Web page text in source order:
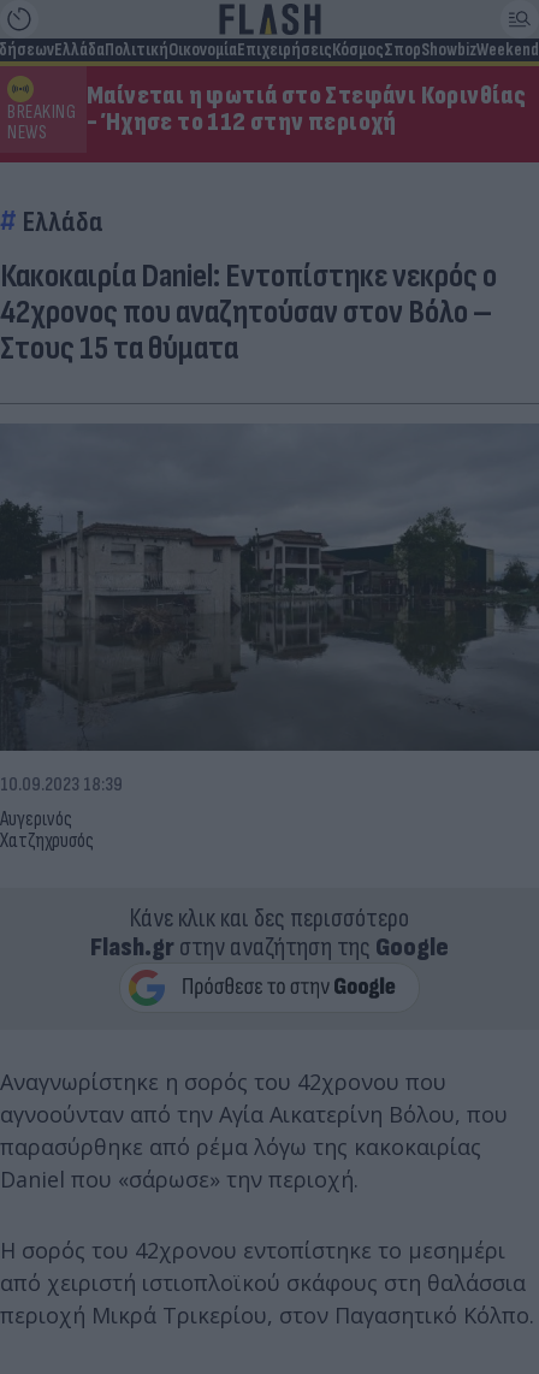
ΕλλάδαΠολιτικήΟικονομίαΕπιχειρήσειςΚόσμοςΣπορShowbizWeekend
BREAKING
NEWS
Μαίνεται η φωτιά στο Στεφάνι Κορινθίας
- Ήχησε το 112 στην περιοχή
Ελλάδα
Κακοκαιρία Daniel: Εντοπίστηκε νεκρός ο
42χρονος που αναζητούσαν στον Βόλο –
Στους 15 τα θύματα
Αυγερινός
Χατζηχρυσός
10.09.2023 18:39
Κάνε κλικ και δες περισσότερο
Flash.grστην αναζήτηση της Google
Αναγνωρίστηκε η σορός του 42χρονου που
αγνοούνταν από την Αγία Αικατερίνη Βόλου, που
παρασύρθηκε από ρέμα λόγω της κακοκαιρίας
Daniel που «σάρωσε» την περιοχή.
Η σορός του 42χρονου εντοπίστηκε το μεσημέρι
από χειριστή ιστιοπλοϊκού σκάφους στη θαλάσσια
περιοχή Μικρά Τρικερίου, στον Παγασητικό Κόλπο.